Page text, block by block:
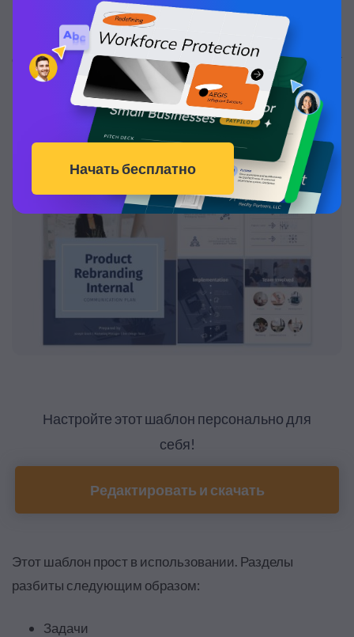
Если вы являетесь менеджером проекта или
отвечаете за внутренний проект вашей компании, этот
шаблон внутреннего коммуникационного плана -
именно то, что вам нужно, чтобы держать команду в
Настройте этот шаблон персонально для
себя!
Редактировать и скачать
Этот шаблон прост в использовании. Разделы
разбиты следующим образом:
Задачи